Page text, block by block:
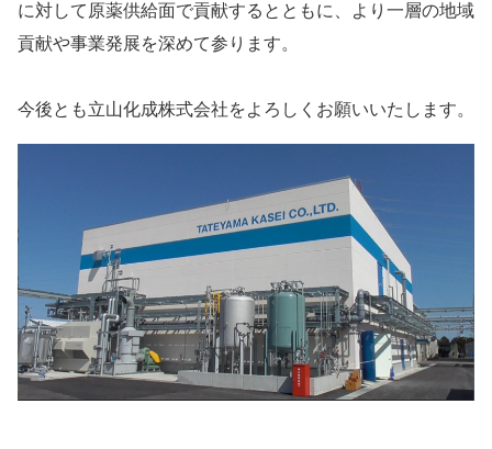
に対して原薬供給面で貢献するとともに、より一層の地域
貢献や事業発展を深めて参ります。
今後とも立山化成株式会社をよろしくお願いいたします。